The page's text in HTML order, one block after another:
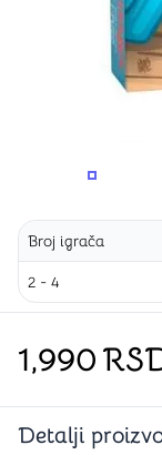
Broj igrača
2 - 4
1,990
Detalji